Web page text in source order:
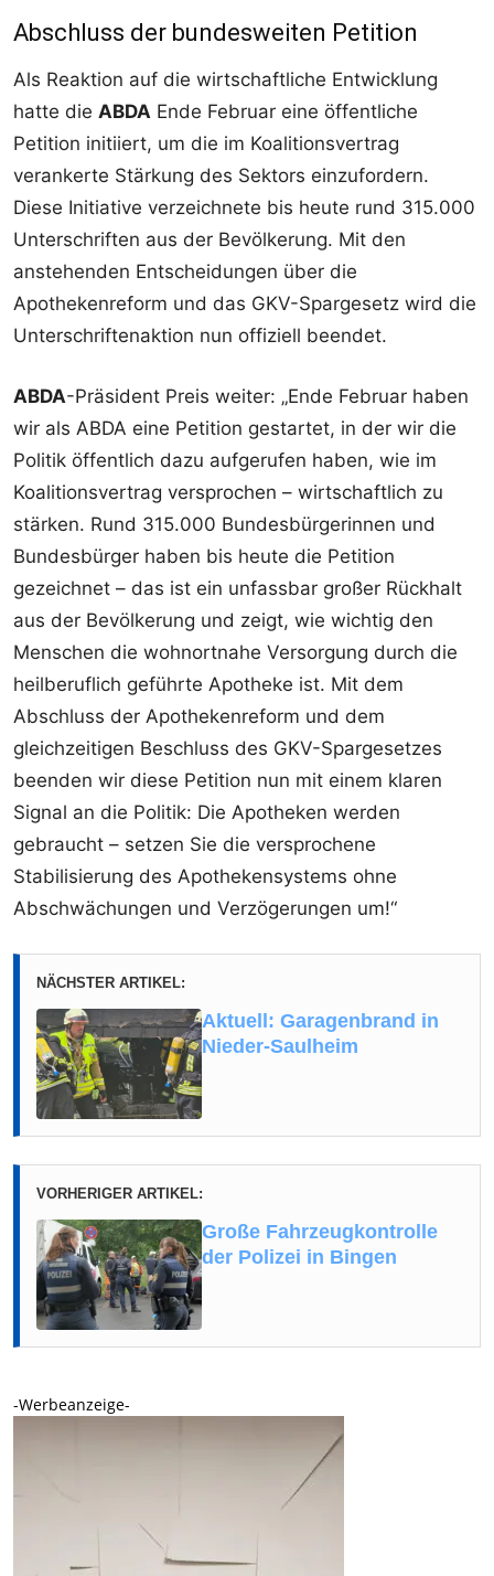
Abschluss der bundesweiten Petition
Als Reaktion auf die wirtschaftliche Entwicklung
hatte die ABDA Ende Februar eine öffentliche
Petition initiiert, um die im Koalitionsvertrag
verankerte Stärkung des Sektors einzufordern.
Diese Initiative verzeichnete bis heute rund 315.000
Unterschriften aus der Bevölkerung. Mit den
anstehenden Entscheidungen über die
Apothekenreform und das GKV-Spargesetz wird die
Unterschriftenaktion nun offiziell beendet.
ABDA-Präsident Preis weiter: „Ende Februar haben
wir als ABDA eine Petition gestartet, in der wir die
Politik öffentlich dazu aufgerufen haben, wie im
Koalitionsvertrag versprochen – wirtschaftlich zu
stärken. Rund 315.000 Bundesbürgerinnen und
Bundesbürger haben bis heute die Petition
gezeichnet – das ist ein unfassbar großer Rückhalt
aus der Bevölkerung und zeigt, wie wichtig den
Menschen die wohnortnahe Versorgung durch die
heilberuflich geführte Apotheke ist. Mit dem
Abschluss der Apothekenreform und dem
gleichzeitigen Beschluss des GKV-Spargesetzes
beenden wir diese Petition nun mit einem klaren
Signal an die Politik: Die Apotheken werden
gebraucht – setzen Sie die versprochene
Stabilisierung des Apothekensystems ohne
Abschwächungen und Verzögerungen um!“
NÄCHSTER ARTIKEL:
Aktuell: Garagenbrand in
Nieder-Saulheim
VORHERIGER ARTIKEL:
Große Fahrzeugkontrolle
der Polizei in Bingen
-Werbeanzeige-